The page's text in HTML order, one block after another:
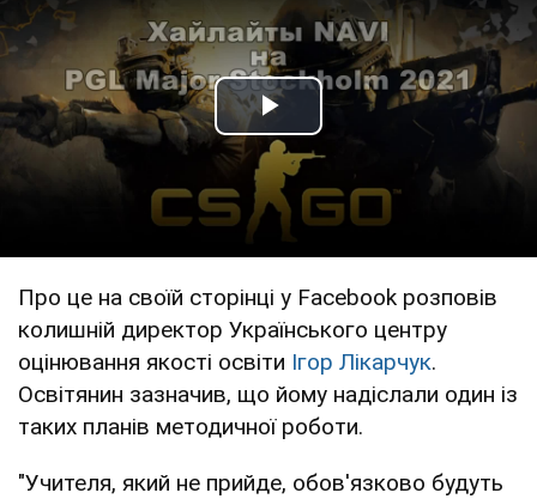
Play Video
Про це на своїй сторінці у Facebook розповів
колишній директор Українського центру
оцінювання якості освіти Ігор Лікарчук.
Освітянин зазначив, що йому надіслали один із
таких планів методичної роботи.
"Учителя, який не прийде, обов'язково будуть